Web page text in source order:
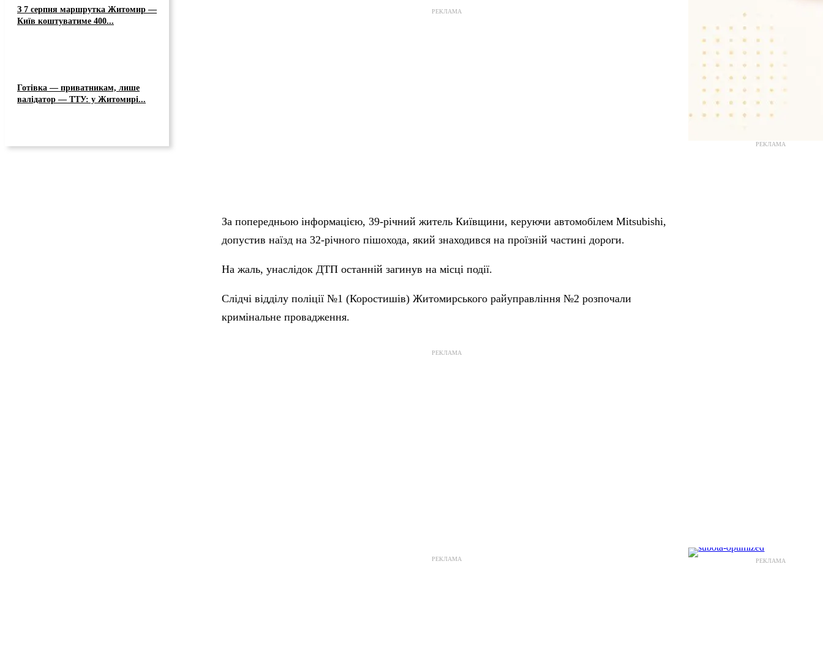
З 7 серпня маршрутка Житомир —
Київ коштуватиме 400...
Готівка — приватникам, лише
валідатор — ТТУ: у Житомирі...
РЕКЛАМА
За попередньою інформацією, 39-річний житель Київщини, керуючи автомобілем Mitsubishi,
допустив наїзд на 32-річного пішохода, який знаходився на проїзній частині дороги.
На жаль, унаслідок ДТП останній загинув на місці події.
Слідчі відділу поліції №1 (Коростишів) Житомирського райуправління №2 розпочали
кримінальне провадження.
РЕКЛАМА
РЕКЛАМА
РЕКЛАМА
РЕКЛАМА